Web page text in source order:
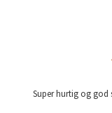
Super hurtig og god